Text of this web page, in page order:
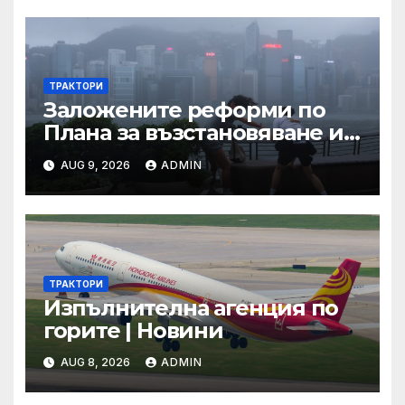
ТРАКТОРИ
Заложените реформи по
Плана за възстановяване и
устойчивост в част
енергетика са
неизпълними
AUG 9, 2026 ADMIN
ТРАКТОРИ
Изпълнителна агенция по
горите | Новини
AUG 8, 2026 ADMIN